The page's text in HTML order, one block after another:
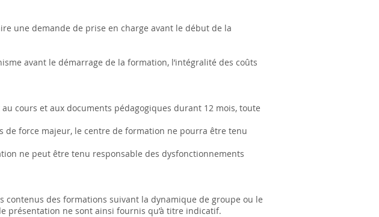
une demande de prise en charge avant le début de la
avant le démarrage de la formation, l’intégralité des coûts
cours et aux documents pédagogiques durant 12 mois, toute
de force majeur, le centre de formation ne pourra être tenu
ne peut être tenu responsable des dysfonctionnements
contenus des formations suivant la dynamique de groupe ou le
présentation ne sont ainsi fournis qu’à titre indicatif.